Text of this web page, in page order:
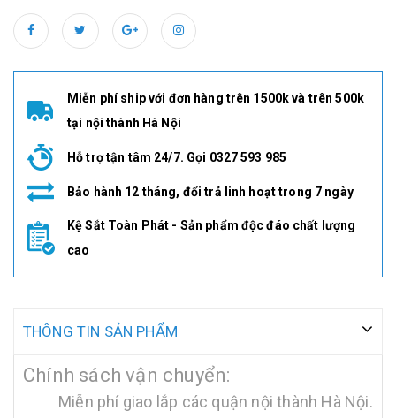
Miễn phí ship với đơn hàng trên 1500k và trên 500k
tại nội thành Hà Nội
Hỗ trợ tận tâm 24/7. Gọi 0327 593 985
Bảo hành 12 tháng, đổi trả linh hoạt trong 7 ngày
Kệ Sắt Toàn Phát - Sản phẩm độc đáo chất lượng
cao
THÔNG TIN SẢN PHẨM
Chính sách vận chuyển:
Miễn phí giao lắp các quận nội thành Hà Nội.